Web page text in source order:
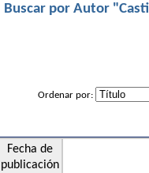
Buscar por Autor
Ordenar por:
Fecha de
publicación